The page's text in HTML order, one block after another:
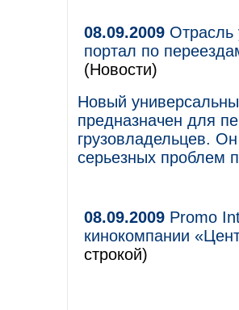
08.09.2009 Отрасль
портал по
(Новости)
Новый
предназначен для
грузовладельцев.
серьезных проблем
08.09.2009 Promo
кинокомпании
строкой)